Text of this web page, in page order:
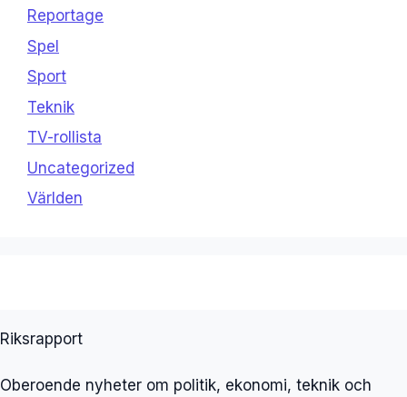
Reportage
Spel
Sport
Teknik
TV-rollista
Uncategorized
Världen
Riksrapport
Oberoende nyheter om politik, ekonomi, teknik och